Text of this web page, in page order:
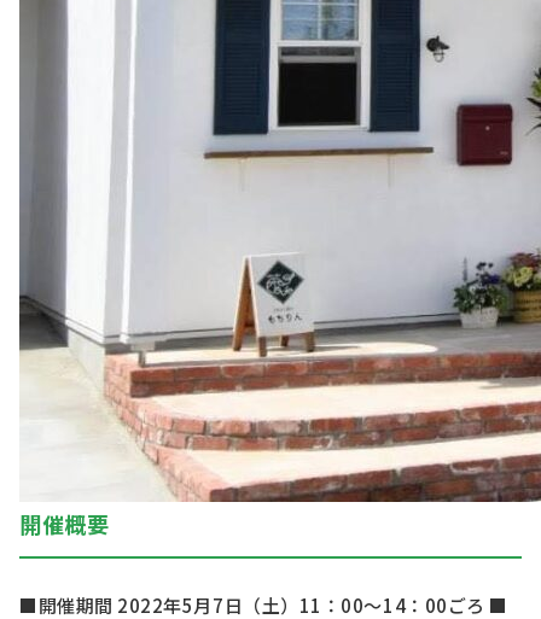
開催概要
■開催期間 2022年5月7日（土）11：00～14：00ごろ ■